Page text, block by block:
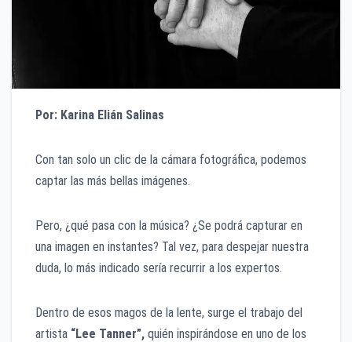
Por: Karina Elián Salinas
Con tan solo un clic de la cámara fotográfica, podemos
captar las más bellas imágenes.
Pero, ¿qué pasa con la música? ¿Se podrá capturar en
una imagen en instantes? Tal vez, para despejar nuestra
duda, lo más indicado sería recurrir a los expertos.
Dentro de esos magos de la lente, surge el trabajo del
artista “Lee Tanner”, quién inspirándose en uno de los